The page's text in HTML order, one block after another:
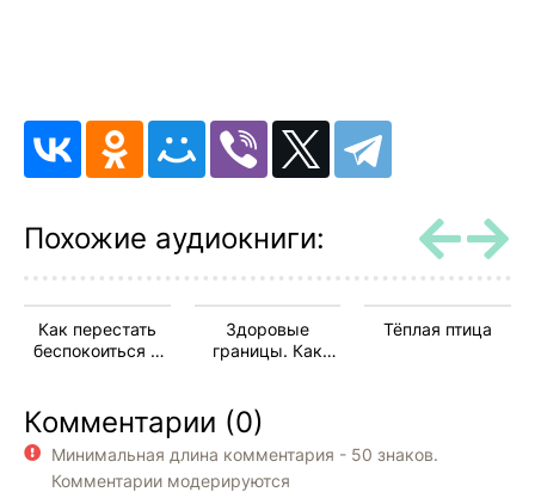
Похожие аудиокниги:
Как перестать
беспокоиться и
Здоровые
границы. Как
интересы и
перестать
отказываться от
себя ради других
Тёплая птица
Комментарии (0)
Минимальная длина комментария - 50 знаков.
Комментарии модерируются